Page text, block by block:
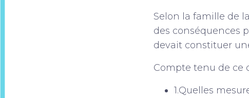
Selon la famille de
des conséquences
devait constituer
Compte tenu de ce
1.Quelles